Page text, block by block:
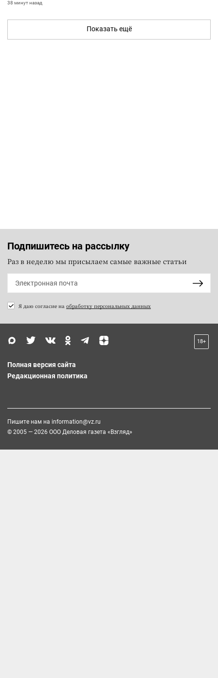
38 минут назад
Показать ещё
Подпишитесь на рассылку
Раз в неделю мы присылаем самые важные статьи
Я даю согласие на обработку персональных данных
18+
Полная версия сайта
Редакционная политика
Пишите нам на information@vz.ru
© 2005 — 2026 ООО Деловая газета «Взгляд»